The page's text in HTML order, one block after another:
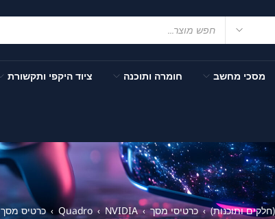
מסכי מחשב חומרה ותוכנה ציוד היקפי ותקשורת
ותוכנות) › כרטיסי מסך ›
NVIDIA
›
Quadro
› כרטיס מסך PNY Quadro T1000 4GB GDDR6 DPx4 Pcie 3.0X16